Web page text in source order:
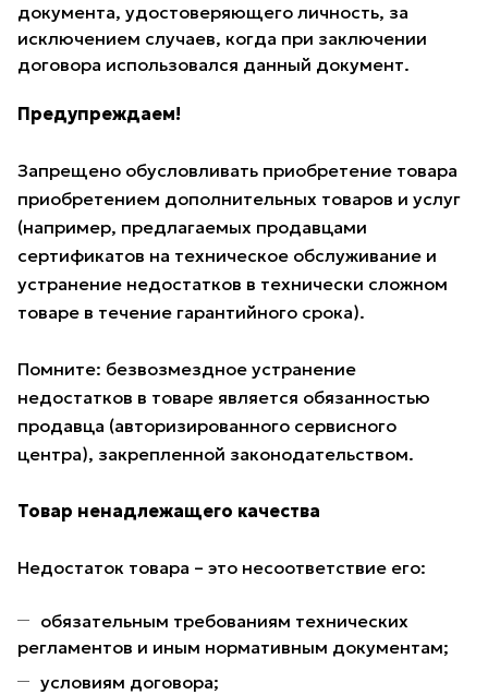
документа, удостоверяющего личность, за
исключением случаев, когда при заключении
договора использовался данный документ.
Предупреждаем!
Запрещено обусловливать приобретение товара
приобретением дополнительных товаров и услуг
(например, предлагаемых продавцами
сертификатов на техническое обслуживание и
устранение недостатков в технически сложном
товаре в течение гарантийного срока).
Помните: безвозмездное устранение
недостатков в товаре является обязанностью
продавца (авторизированного сервисного
центра), закрепленной законодательством.
Товар ненадлежащего качества
Недостаток товара – это несоответствие его:
обязательным требованиям технических
регламентов и иным нормативным документам;
условиям договора;